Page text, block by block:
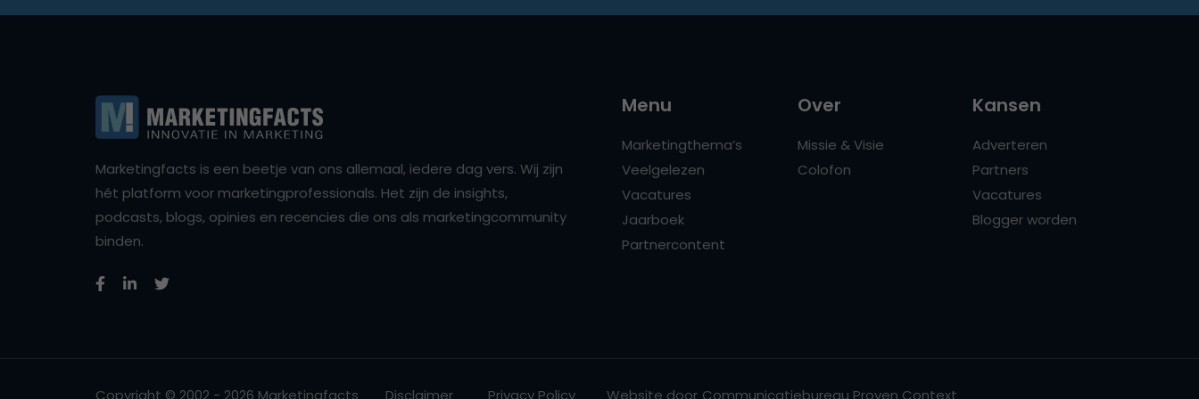
Marketingfacts is een beetje van ons allemaal, iedere dag vers. Wij zijn
hét platform voor marketingprofessionals. Het zijn de insights,
podcasts, blogs, opinies en recencies die ons als marketingcommunity
binden.
Menu
Marketingthema’s
Veelgelezen
Vacatures
Jaarboek
Partnercontent
Over
Missie & Visie
Colofon
Kansen
Adverteren
Partners
Vacatures
Blogger worden
Copyright © 2002 - 2026 Marketingfacts Disclaimer Privacy Policy Website door Communicatiebureau Proven Context